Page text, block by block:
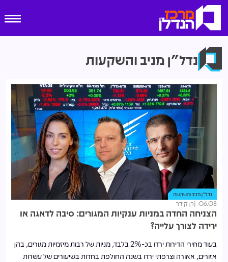
נדל"ן מניב והשקעות
נדל"ן מניב והשקעות
06.08 רן קידר
הצניחה החדה במניות ענקיות המגורים: סיבה לדאגה או
ירידה לצורך עלייה?
בעוד מחירי הדירות ירדו בכ-2% בלבד, מניות של רבות מיזמיות מגורים, בהן
אזורים, אאורה וצרפתי ירדו בשנה החולפת בחדות בשיעורים של עשרות